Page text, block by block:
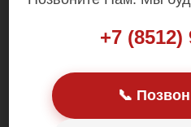
+7 (8512)
📞
Цена: 1